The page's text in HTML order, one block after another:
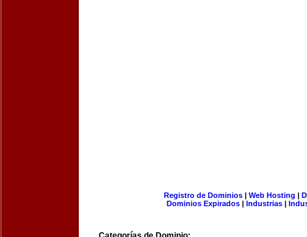
Registro de Dominios| Web Hosting |
Dominios Expirados | Industrias |